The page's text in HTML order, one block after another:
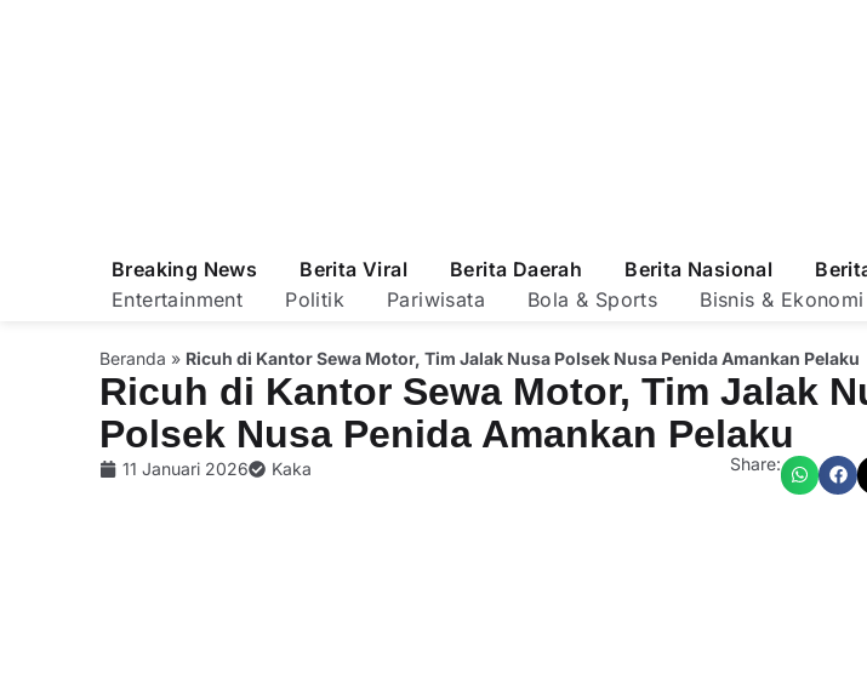
Breaking News Berita Viral Berita Daerah Berita Nasional
Entertainment
Politik Pariwisata Bola & Sports Bisnis & Ekonomi
Beranda » Ricuh di Kantor Sewa Motor, Tim Jalak Nusa Polsek Nusa Penida Amankan Pelaku
Ricuh di Kantor Sewa Motor, Tim Jalak
Polsek Nusa Penida Amankan Pelaku
11 Januari 2026 Kaka Share: